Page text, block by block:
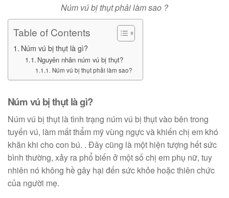
Núm vú bị thụt phải làm sao ?
Table of Contents
Núm vú bị thụt là gì?
Nguyên nhân núm vú bị thụt?
Núm vú bị thụt phải làm sao?
Núm vú bị thụt là gì?
Núm vú bị thụt là tình trạng núm vú bị thụt vào bên trong
tuyến vú, làm mất thẩm mỹ vùng ngực và khiến chị em khó
khăn khi cho con bú. . Đây cũng là một hiện tượng hết sức
bình thường, xảy ra phổ biến ở một số chị em phụ nữ, tuy
nhiên nó không hề gây hại đến sức khỏe hoặc thiên chức
của người mẹ.